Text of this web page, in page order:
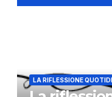
LA RIFLESSIONE